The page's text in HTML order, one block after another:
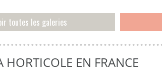
toutes les galeries
HORTICOLE EN FRANCE